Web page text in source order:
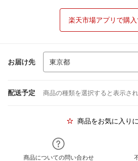
楽天市場アプリで購
お届け先
配送予定 商品の種類を選択すると表示さ
商品をお気に入り
商品についての問い合わせ